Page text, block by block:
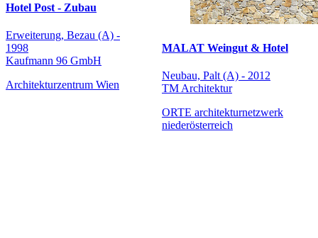
Hotel Post - Zubau
Erweiterung, Bezau (A) -
1998
Kaufmann 96 GmbH
Architekturzentrum Wien
MALAT Weingut & Hotel
Neubau, Palt (A) - 2012
TM Architektur
ORTE architekturnetzwerk
niederösterreich